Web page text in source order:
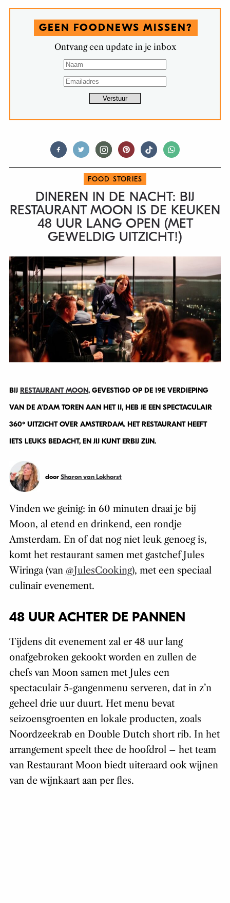
GEEN FOODNEWS MISSEN?
Ontvang een update in je inbox
FOOD STORIES
DINEREN IN DE NACHT: BIJ
RESTAURANT MOON IS DE KEUKEN
48 UUR LANG OPEN (MET
GEWELDIG UITZICHT!)
BIJ RESTAURANT MOON, GEVESTIGD OP DE 19E VERDIEPING
VAN DE A’DAM TOREN AAN HET IJ, HEB JE EEN SPECTACULAIR
360º UITZICHT OVER AMSTERDAM. HET RESTAURANT HEEFT
IETS LEUKS BEDACHT, EN JIJ KUNT ERBIJ ZIJN.
door Sharon van Lokhorst
Vinden we geinig: in 60 minuten draai je bij
Moon, al etend en drinkend, een rondje
Amsterdam. En of dat nog niet leuk genoeg is,
komt het restaurant samen met gastchef Jules
Wiringa (van @JulesCooking), met een speciaal
culinair evenement.
48 UUR ACHTER DE PANNEN
Tijdens dit evenement zal er 48 uur lang
onafgebroken gekookt worden en zullen de
chefs van Moon samen met Jules een
spectaculair 5-gangenmenu serveren, dat in z’n
geheel drie uur duurt. Het menu bevat
seizoensgroenten en lokale producten, zoals
Noordzeekrab en Double Dutch short rib. In het
arrangement speelt thee de hoofdrol – het team
van Restaurant Moon biedt uiteraard ook wijnen
van de wijnkaart aan per fles.